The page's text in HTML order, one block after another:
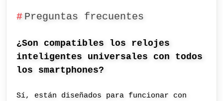
Preguntas frecuentes
¿Son compatibles los relojes
inteligentes universales con todos
los smartphones?
Sí, están diseñados para funcionar con